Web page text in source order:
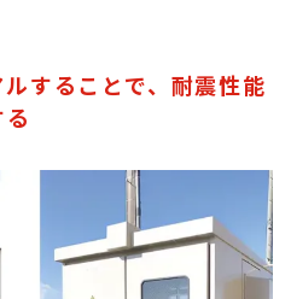
することで、耐震性能